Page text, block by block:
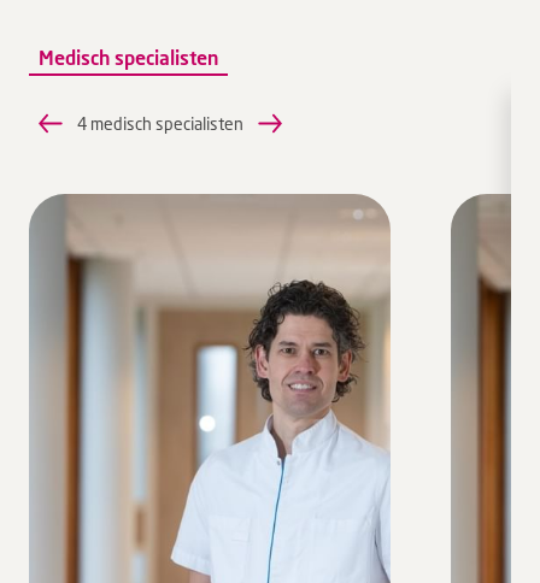
Medisch specialisten
4 medisch specialisten